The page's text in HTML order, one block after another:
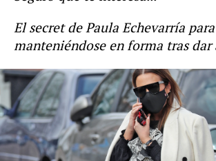
El secret de Paula Echevarría
manteniéndose en forma tras dar
Miguel Torres Paula Echevarría